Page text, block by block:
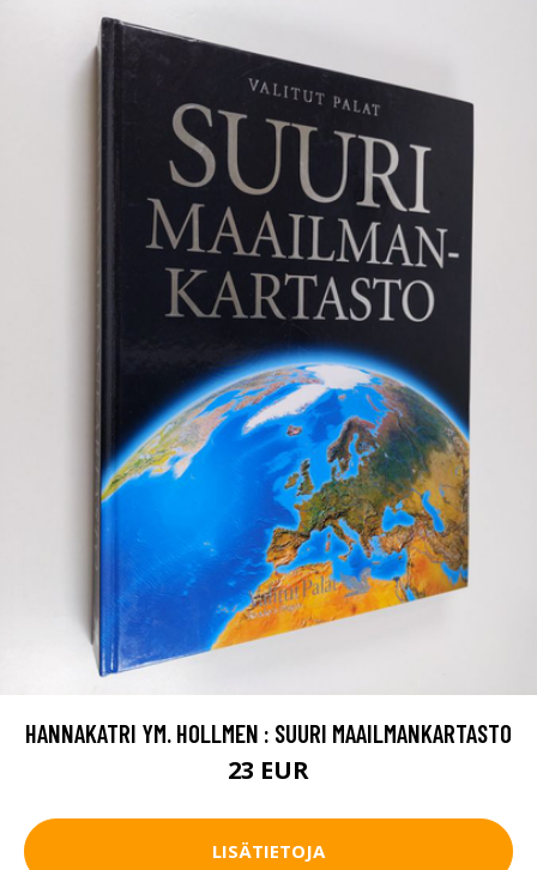
HANNAKATRI YM. HOLLMEN : SUURI MAAILMANKARTASTO
23 EUR
LISÄTIETOJA